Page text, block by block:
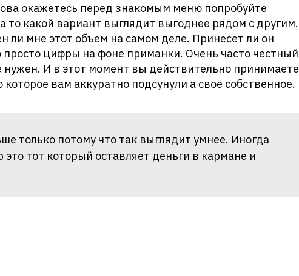
окажетесь перед знакомым меню попробуйте
то какой вариант выглядит выгоднее рядом с другим.
ли мне этот объем на самом деле. Принесет ли он
просто цифры на фоне приманки. Очень часто честный
И в этот момент вы действительно принимаете
вам аккуратно подсунули а свое собственное.
только потому что так выглядит умнее. Иногда
тот который оставляет деньги в кармане и